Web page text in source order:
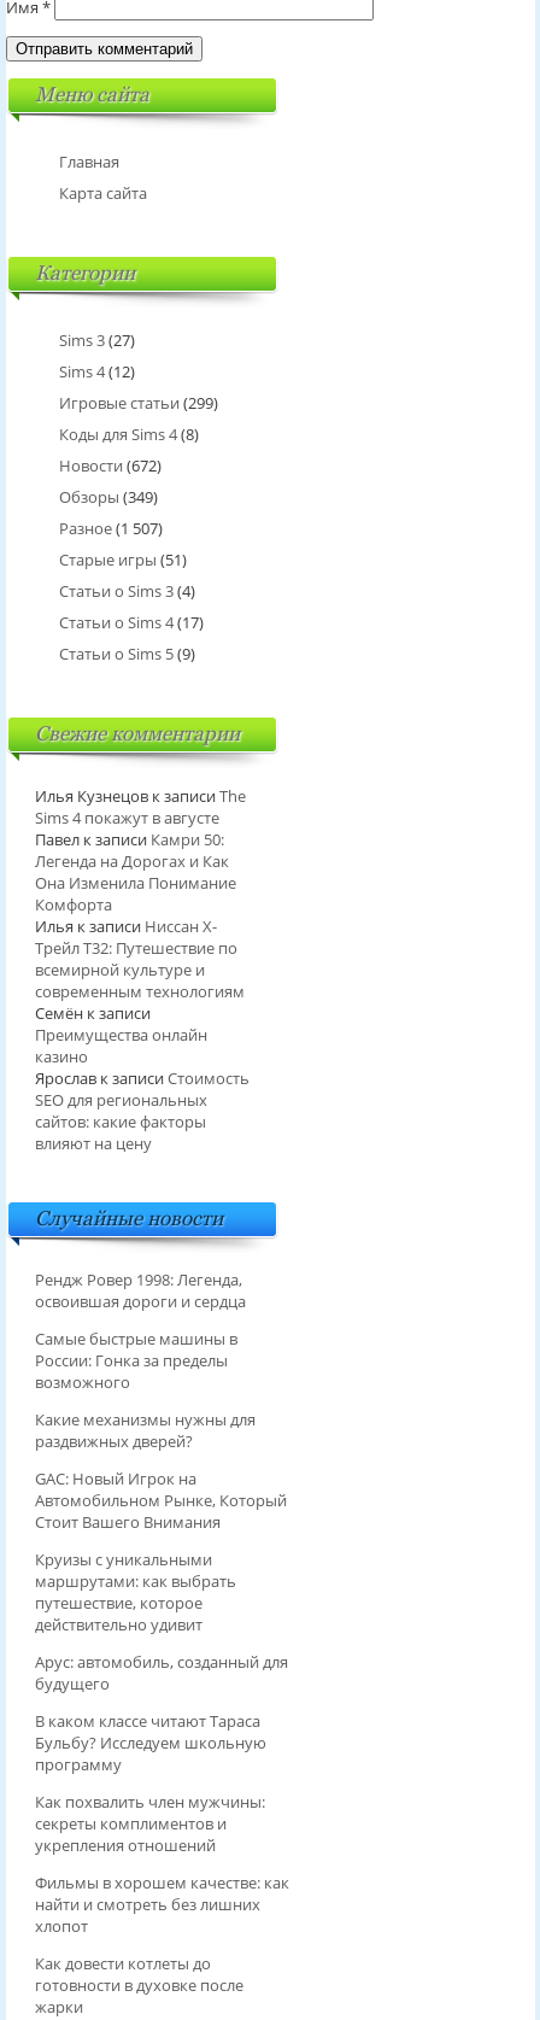
Имя *
Меню сайта
Главная
Карта сайта
Категории
Sims 3(27)
Sims 4(12)
Игровые статьи (299)
Коды для Sims 4(8)
Новости (672)
Обзоры (349)
Разное(1 507)
Старые игры (51)
Статьи о Sims 3(4)
Статьи о Sims 4(17)
Статьи о Sims 5(9)
Свежие комментарии
Илья Кузнецовк записиThe
Sims 4 покажут в августе
Павелк записи Камри 50:
Легенда на Дорогах и Как
Она Изменила Понимание
Комфорта
Илья к записи Ниссан Х-
Трейл T32: Путешествие по
всемирной культуре и
современным технологиям
Семёнк записи
Преимущества онлайн
казино
Ярославк записиСтоимость
SEO для региональных
сайтов: какие факторы
влияют на цену
Случайные новости
Рендж Ровер 1998: Легенда,
освоившая дороги и сердца
Самые быстрые машины в
России: Гонка за пределы
возможного
Какие механизмы нужны для
раздвижных дверей?
GAC: Новый Игрок на
Автомобильном Рынке, Который
Стоит Вашего Внимания
Круизы с уникальными
маршрутами: как выбрать
путешествие, которое
действительно удивит
Арус: автомобиль, созданный для
будущего
В каком классе читают Тараса
Бульбу? Исследуем школьную
программу
Как похвалить член мужчины:
секреты комплиментов и
укрепления отношений
Фильмы в хорошем качестве: как
найти и смотреть без лишних
хлопот
Как довести котлеты до
готовности в духовке после
жарки